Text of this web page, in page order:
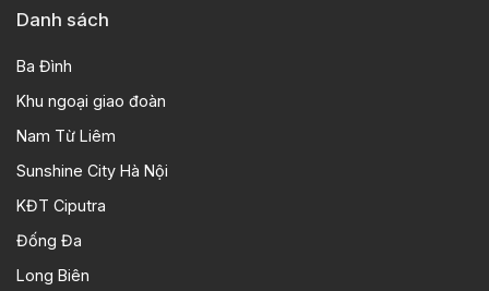
Danh sách
Ba Đình
Khu ngoại giao đoàn
Nam Từ Liêm
Sunshine City Hà Nội
KĐT Ciputra
Đống Đa
Long Biên